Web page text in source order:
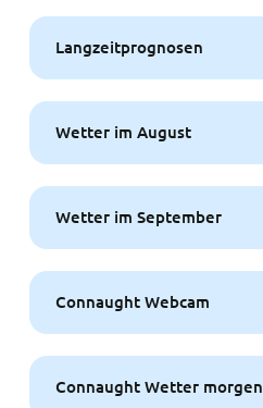
Langzeitprognosen
Wetter im August
Wetter im September
Connaught Webcam
Connaught Wetter morgen